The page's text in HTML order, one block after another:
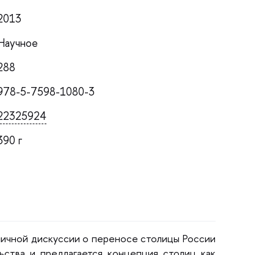
5-7598-1080-3
дискуссии о переносе столицы России